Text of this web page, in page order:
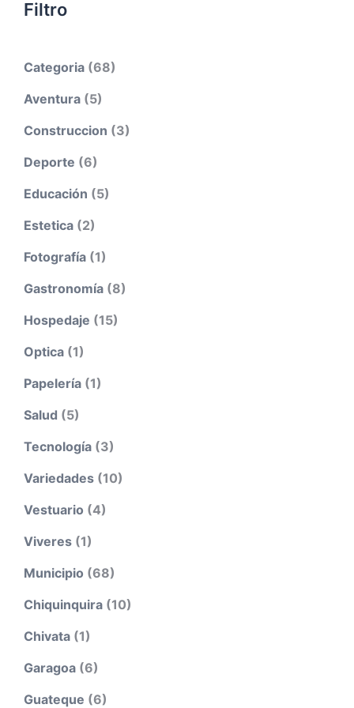
Filtro
Categoria (68)
Aventura (5)
Construccion (3)
Deporte (6)
Educación (5)
Estetica (2)
Fotografía (1)
Gastronomía (8)
Hospedaje (15)
Optica (1)
Papelería (1)
Salud (5)
Tecnología (3)
Variedades (10)
Vestuario (4)
Viveres (1)
Municipio (68)
Chiquinquira (10)
Chivata (1)
Garagoa (6)
Guateque (6)